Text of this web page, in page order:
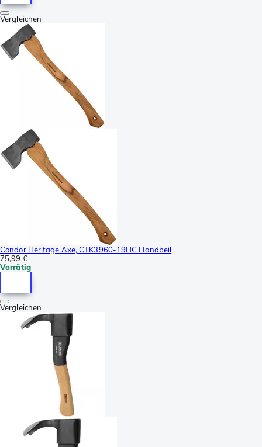
Vergleichen
Condor Heritage Axe, CTK3960-19HC Handbeil
75,99 €
Vorrätig
Vergleichen